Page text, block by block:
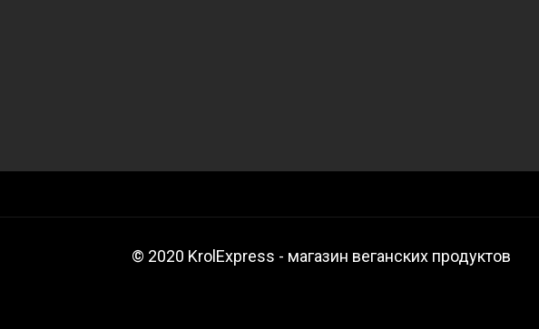
© 2020 KrolExpress - магазин веганских продуктов